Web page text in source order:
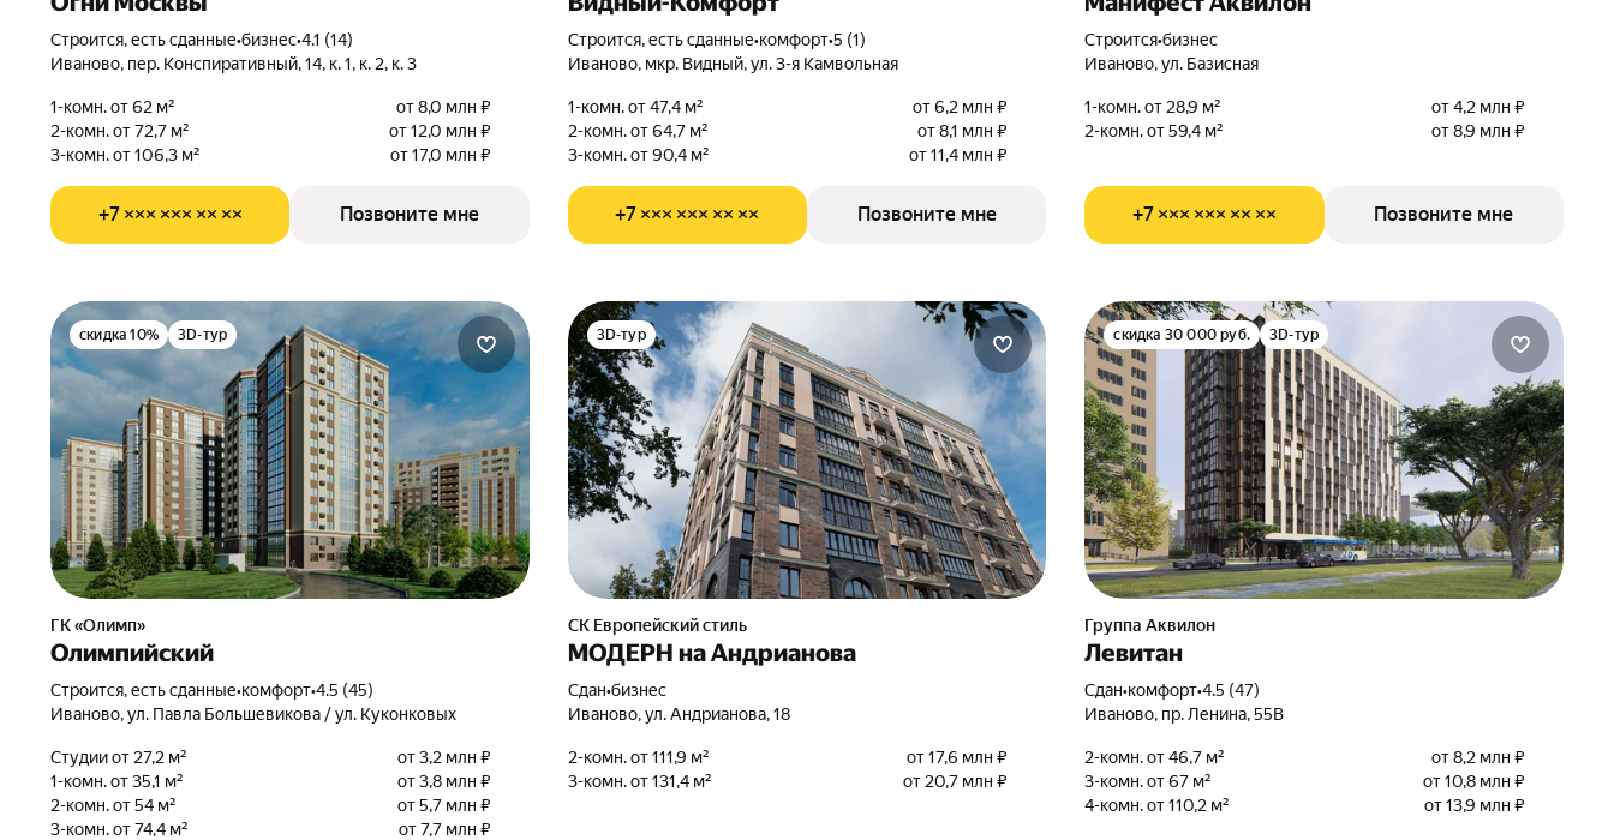
Строится, есть сданные•бизнес•4.1 (14)
Иваново, пер. Конспиративный, 14, к. 1, к. 2, к. 3
1-комн. от 62 м²
от 8,0 млн ₽
2-комн. от 72,7 м²
от 12,0 млн ₽
3-комн. от 106,3 м²
от 17,0 млн ₽
+7 ××× ××× ×× ×× Позвоните мне
Строится, есть сданные•комфорт•5 (1)
Иваново, мкр. Видный, ул. 3-я Камвольная
1-комн. от 47,4 м²
от 6,2 млн ₽
2-комн. от 64,7 м²
от 8,1 млн ₽
3-комн. от 90,4 м²
от 11,4 млн ₽
+7 ××× ××× ×× ×× Позвоните мне
Строится•бизнес
Иваново, ул. Базисная
1-комн. от 28,9 м²
от 4,2 млн ₽
2-комн. от 59,4 м²
от 8,9 млн ₽
+7 ××× ××× ×× ×× Позвоните мне
скидка 10% 3D-тур
ГК «Олимп»
Олимпийский
Строится, есть сданные•комфорт•4.5 (45)
Иваново, ул. Павла Большевикова / ул. Куконковых
Студии от 27,2 м²
от 3,2 млн ₽
1-комн. от 35,1 м²
от 3,8 млн ₽
2-комн. от 54 м²
от 5,7 млн ₽
3-комн. от 74,4 м²
от 7,7 млн ₽
3D-тур
СК Европейский стиль
МОДЕРН на Андрианова
Сдан•бизнес
Иваново, ул. Андрианова, 18
2-комн. от 111,9 м²
от 17,6 млн ₽
3-комн. от 131,4 м²
от 20,7 млн ₽
скидка 30 000 руб. 3D-тур
Группа Аквилон
Левитан
Сдан•комфорт•4.5 (47)
Иваново, пр. Ленина, 55В
2-комн. от 46,7 м²
от 8,2 млн ₽
3-комн. от 67 м²
от 10,8 млн ₽
4-комн. от 110,2 м²
от 13,9 млн ₽